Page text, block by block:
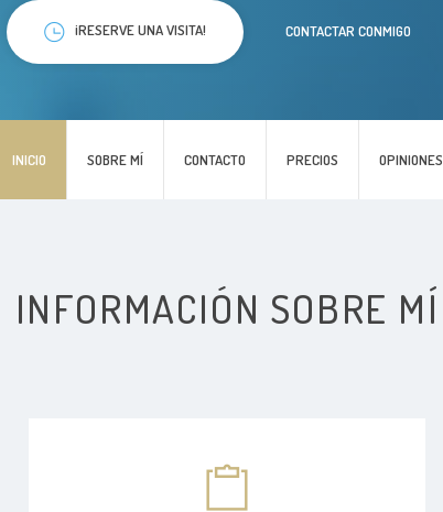
INICIO SOBRE MÍ CONTACTO PRECIOS OPINIONES
¡RESERVE UNA VISITA! CONTACTAR CONMIGO
INFORMACIÓN SOBRE MÍ